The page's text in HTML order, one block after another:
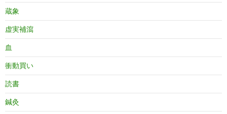
蔵象
虚実補瀉
血
衝動買い
読書
鍼灸